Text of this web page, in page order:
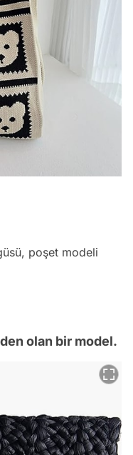
poşet modeli
olan bir model.